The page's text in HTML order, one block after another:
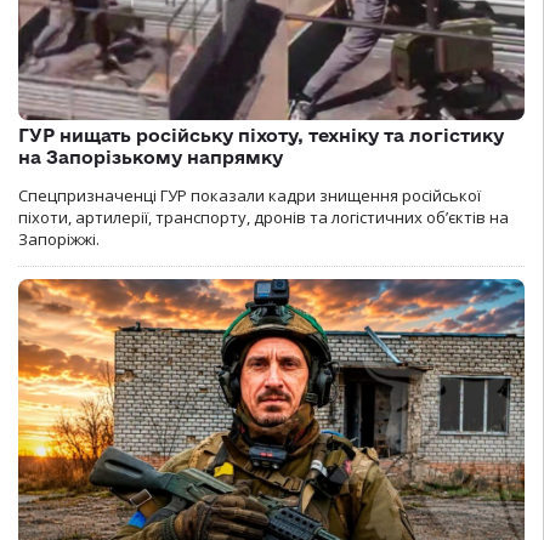
ГУР нищать російську піхоту, техніку та логістику
на Запорізькому напрямку
Спецпризначенці ГУР показали кадри знищення російської
піхоти, артилерії, транспорту, дронів та логістичних об’єктів на
Запоріжжі.